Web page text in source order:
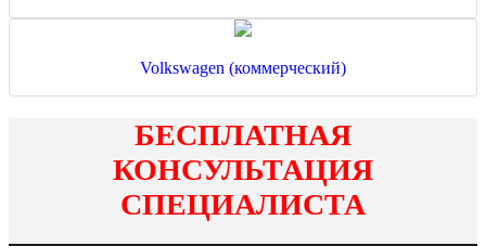
Volkswagen (коммерческий)
БЕСПЛАТНАЯ
КОНСУЛЬТАЦИЯ
СПЕЦИАЛИСТА